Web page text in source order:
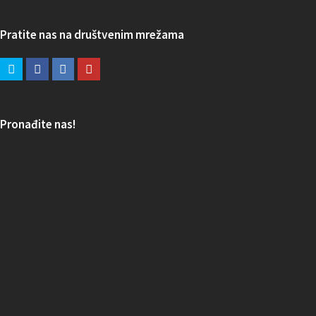
Pratite nas na društvenim mrežama
Pronađite nas!